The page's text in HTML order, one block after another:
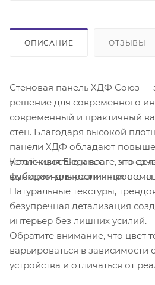
ОПИСАНИЕ ОТЗЫВЫ
Стеновая панель ХДФ Союз —
решение для современного
современный и практичный
стен. Благодаря высокой
панели ХДФ обладают
устойчивостью к влаге, что
выбором для различных
Коллекция Elegance — это
функциональности и
Натуральные текстуры,
безупречная детализация
интерьер без лишних усилий.
Обратите внимание, что цвет
варьироваться в зависимости
устройства и отличаться от